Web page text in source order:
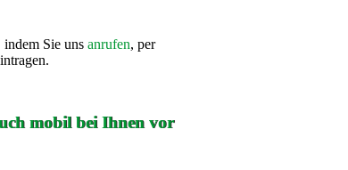
Sie uns anrufen, per
mobil bei Ihnen vor